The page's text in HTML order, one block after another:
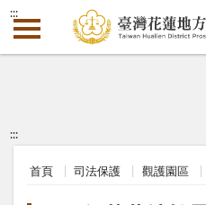
:::
:::
首頁 司法保護 觀護園區